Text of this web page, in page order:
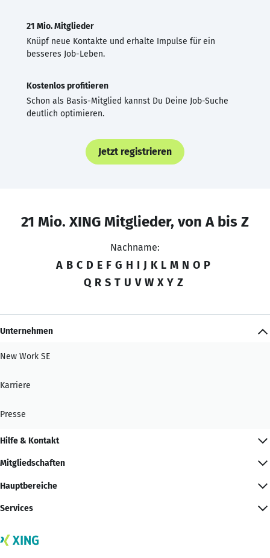
21 Mio. Mitglieder
Knüpf neue Kontakte und erhalte Impulse für ein
besseres Job-Leben.
Kostenlos profitieren
Schon als Basis-Mitglied kannst Du Deine Job-Suche
deutlich optimieren.
Jetzt registrieren
21 Mio. XING Mitglieder, von A bis Z
Nachname:
A B C D E F G H I J K L M N O P
Q R S T U V W X Y Z
Unternehmen
New Work SE
Karriere
Presse
Hilfe & Kontakt
Mitgliedschaften
Hauptbereiche
Services